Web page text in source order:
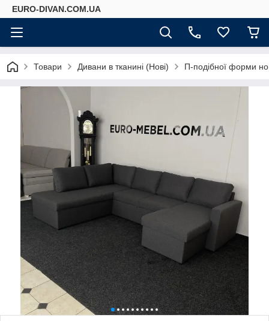
EURO-DIVAN.COM.UA
Товари Дивани в тканині (Нові) П-подібної форми